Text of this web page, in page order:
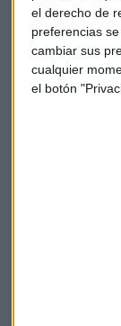
el derecho de
preferencias
cambiar sus
cualquier
el botón